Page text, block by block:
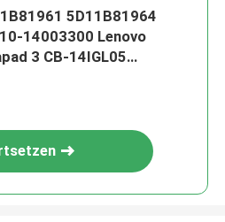
5D11B81964
14003300 Lenovo
3 CB-14IGL05